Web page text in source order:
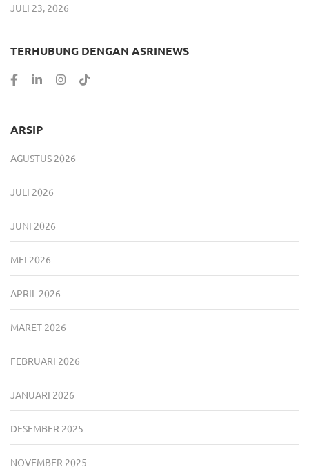
JULI 23, 2026
TERHUBUNG DENGAN ASRINEWS
ARSIP
AGUSTUS 2026
JULI 2026
JUNI 2026
MEI 2026
APRIL 2026
MARET 2026
FEBRUARI 2026
JANUARI 2026
DESEMBER 2025
NOVEMBER 2025